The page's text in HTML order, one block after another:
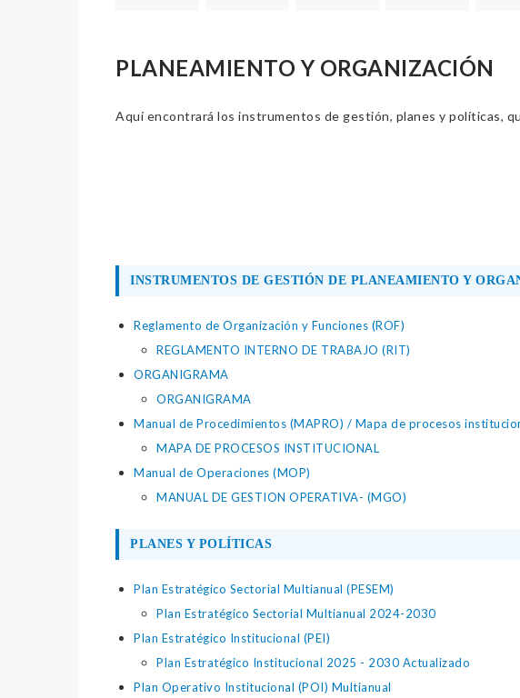
PLANEAMIENTO Y ORGANIZACIÓN
Aquí encontrará los instrumentos de gestión, planes y políticas,
INSTRUMENTOS DE GESTIÓN DE PLANEAMIENTO Y
Reglamento de Organización y Funciones (ROF)
REGLAMENTO INTERNO DE TRABAJO (RIT)
ORGANIGRAMA
ORGANIGRAMA
Manual de Procedimientos (MAPRO) / Mapa de procesos
MAPA DE PROCESOS INSTITUCIONAL
Manual de Operaciones (MOP)
MANUAL DE GESTION OPERATIVA- (MGO)
PLANES Y POLÍTICAS
Plan Estratégico Sectorial Multianual (PESEM)
Plan Estratégico Sectorial Multianual 2024-2030
Plan Estratégico Institucional (PEI)
Plan Estratégico Institucional 2025 - 2030 Actualizado
Plan Operativo Institucional (POI) Multianual